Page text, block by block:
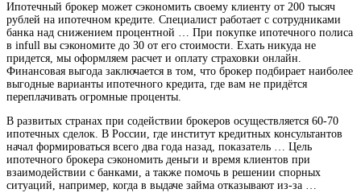
Ипотечный брокер может сэкономить своему клиенту от 200 тысяч
рублей на ипотечном кредите. Специалист работает с сотрудниками
банка над снижением процентной … При покупке ипотечного полиса
в infull вы сэкономите до 30 от его стоимости. Ехать никуда не
придется, мы оформляем расчет и оплату страховки онлайн.
Финансовая выгода заключается в том, что брокер подбирает наиболее
выгодные варианты ипотечного кредита, где вам не придётся
переплачивать огромные проценты.
В развитых странах при содействии брокеров осуществляется 60-70
ипотечных сделок. В России, где институт кредитных консультантов
начал формироваться всего два года назад, показатель … Цель
ипотечного брокера сэкономить деньги и время клиентов при
взаимодействии с банками, а также помочь в решении спорных
ситуаций, например, когда в выдаче займа отказывают из-за …